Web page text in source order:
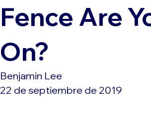
Fence Are
On?
Benjamin Lee
22 de septiembre de 2019